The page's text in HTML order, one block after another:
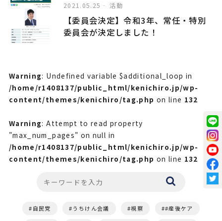
2021.05.25 活動
【委員会決定】令和3年、常任・特別
委員会が決定しました！
Warning: Undefined variable $additional_loop in
/home/r1408137/public_html/kenichiro.jp/wp-
content/themes/kenichiro/tag.php on line 132
Warning: Attempt to read property
"max_num_pages" on null in
/home/r1408137/public_html/kenichiro.jp/wp-
content/themes/kenichiro/tag.php on line 132
自民党 うちけん会議 視察 #産後ケア